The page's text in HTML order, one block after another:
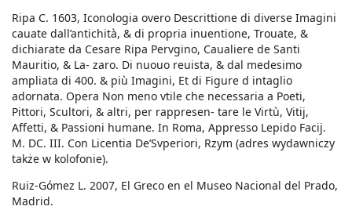
Ripa C. 1603, Iconologia overo Descrittione di diverse Imagini
cauate dall’antichità, & di propria inuentione, Trouate, &
dichiarate da Cesare Ripa Pervgino, Caualiere de Santi
Mauritio, & La- zaro. Di nuouo reuista, & dal medesimo
ampliata di 400. & più Imagini, Et di Figure d intaglio
adornata. Opera Non meno vtile che necessaria a Poeti,
Pittori, Scultori, & altri, per rappresen- tare le Virtù, Vitij,
Affetti, & Passioni humane. In Roma, Appresso Lepido Facij.
M. DC. III. Con Licentia De’Svperiori, Rzym (adres wydawniczy
także w kolofonie).
Ruiz-Gómez L. 2007, El Greco en el Museo Nacional del Prado,
Madrid.